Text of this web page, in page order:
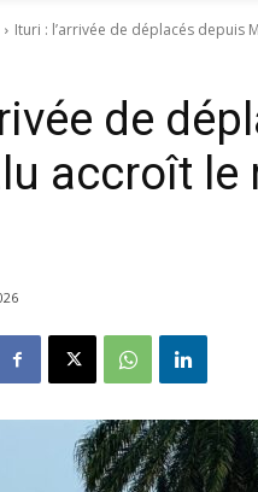
Ituri : l’arrivée de déplacés depuis
de
accroît le